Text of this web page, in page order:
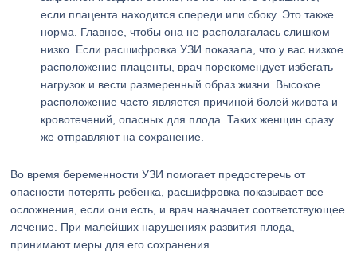
если плацента находится спереди или сбоку. Это также
норма. Главное, чтобы она не располагалась слишком
низко. Если расшифровка УЗИ показала, что у вас низкое
расположение плаценты, врач порекомендует избегать
нагрузок и вести размеренный образ жизни. Высокое
расположение часто является причиной болей живота и
кровотечений, опасных для плода. Таких женщин сразу
же отправляют на сохранение.
Во время беременности УЗИ помогает предостеречь от
опасности потерять ребенка, расшифровка показывает все
осложнения, если они есть, и врач назначает соответствующее
лечение. При малейших нарушениях развития плода,
принимают меры для его сохранения.